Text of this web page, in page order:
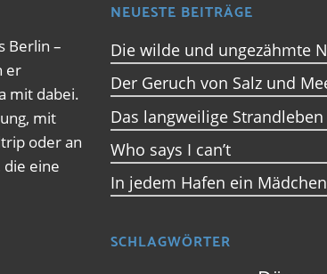
Berlin –
er
mit dabei.
mit
oder an
eine
NEUESTE BEITRÄGE
Die wilde und ungezähmte
Der Geruch von Salz und
Das langweilige Strandleben
Who says I can’t
In jedem Hafen ein
SCHLAGWÖRTER